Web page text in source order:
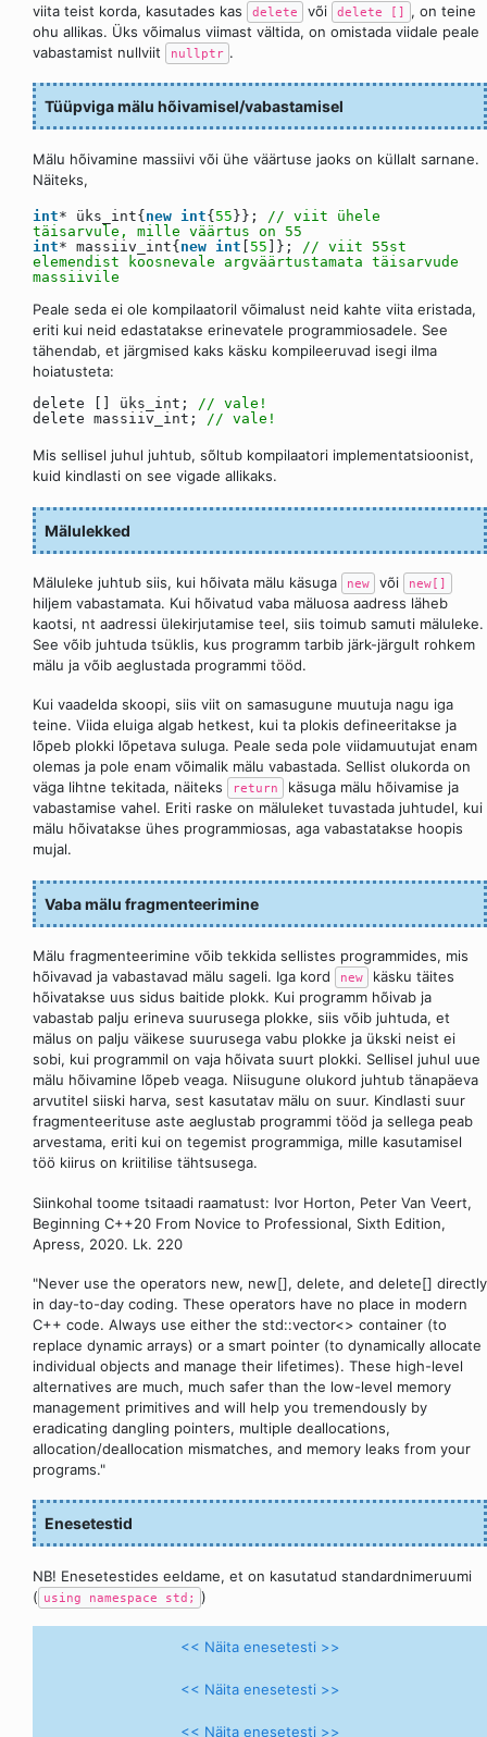
viita teist korda, kasutades kas
delete või delete [] , on teine
ohu allikas. Üks võimalus viimast vältida, on omistada viidale peale
vabastamist nullviit
nullptr .
Tüüpviga mälu hõivamisel/vabastamisel
Mälu hõivamine massiivi või ühe väärtuse jaoks on küllalt sarnane.
Näiteks,
int* üks_int{ new int{ 55 }};
// viit ühele
täisarvule, mille väärtus on 55
int* massiiv_int{ new int 55 ]};
// viit 55st
elemendist koosnevale argväärtustamata täisarvude
massiivile
Peale seda ei ole kompilaatoril võimalust neid kahte viita eristada,
eriti kui neid edastatakse erinevatele programmiosadele. See
tähendab, et järgmised kaks käsku kompileeruvad isegi ilma
hoiatusteta:
delete [] üks_int;
// vale!
delete massiiv_int;
// vale!
Mis sellisel juhul juhtub, sõltub kompilaatori implementatsioonist,
kuid kindlasti on see vigade allikaks.
Mälulekked
Mäluleke juhtub siis, kui hõivata mälu käsuga new või new[]
hiljem vabastamata. Kui hõivatud vaba mäluosa aadress läheb
kaotsi, nt aadressi ülekirjutamise teel, siis toimub samuti mäluleke.
See võib juhtuda tsüklis, kus programm tarbib järk-järgult rohkem
mälu ja võib aeglustada programmi tööd.
Kui vaadelda skoopi, siis viit on samasugune muutuja nagu iga
teine. Viida eluiga algab hetkest, kui ta plokis defineeritakse ja
lõpeb plokki lõpetava suluga. Peale seda pole viidamuutujat enam
olemas ja pole enam võimalik mälu vabastada. Sellist olukorda on
väga lihtne tekitada, näiteks
return
käsuga mälu hõivamise ja
vabastamise vahel. Eriti raske on mäluleket tuvastada juhtudel, kui
mälu hõivatakse ühes programmiosas, aga vabastatakse hoopis
mujal.
Vaba mälu fragmenteerimine
Mälu fragmenteerimine võib tekkida sellistes programmides, mis
hõivavad ja vabastavad mälu sageli. Iga kord
new
käsku täites
hõivatakse uus sidus baitide plokk. Kui programm hõivab ja
vabastab palju erineva suurusega plokke, siis võib juhtuda, et
mälus on palju väikese suurusega vabu plokke ja ükski neist ei
sobi, kui programmil on vaja hõivata suurt plokki. Sellisel juhul uue
mälu hõivamine lõpeb veaga. Niisugune olukord juhtub tänapäeva
arvutitel siiski harva, sest kasutatav mälu on suur. Kindlasti suur
fragmenteerituse aste aeglustab programmi tööd ja sellega peab
arvestama, eriti kui on tegemist programmiga, mille kasutamisel
töö kiirus on kriitilise tähtsusega.
Siinkohal toome tsitaadi raamatust: Ivor Horton, Peter Van Veert,
Beginning C++20 From Novice to Professional, Sixth Edition,
Apress, 2020. Lk. 220
"Never use the operators new, new[], delete, and delete[] directly
in day-to-day coding. These operators have no place in modern
C++ code. Always use either the std::vector<> container (to
replace dynamic arrays) or a smart pointer (to dynamically allocate
individual objects and manage their lifetimes). These high-level
alternatives are much, much safer than the low-level memory
management primitives and will help you tremendously by
eradicating dangling pointers, multiple deallocations,
allocation/deallocation mismatches, and memory leaks from your
programs."
Enesetestid
NB! Enesetestides eeldame, et on kasutatud standardnimeruumi
( using namespace std; )
<< Näita enesetesti >>
<< Näita enesetesti >>
<< Näita enesetesti >>